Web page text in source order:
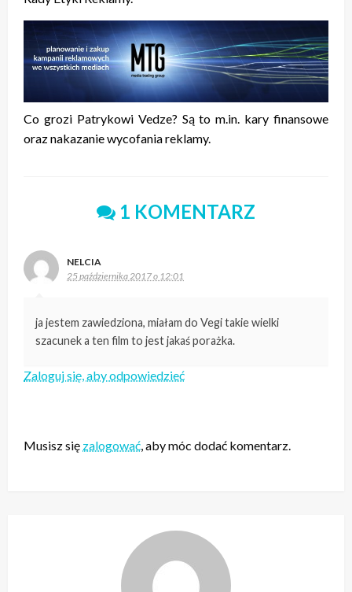
Co grozi Patrykowi Vedze? Są to m.in. kary finansowe
oraz nakazanie wycofania reklamy.
1 KOMENTARZ
NELCIA
25 października 2017 o 12:01
ja jestem zawiedziona, miałam do Vegi takie wielki
szacunek a ten film to jest jakaś porażka.
Zaloguj się, aby odpowiedzieć
Musisz się zalogować, aby móc dodać komentarz.